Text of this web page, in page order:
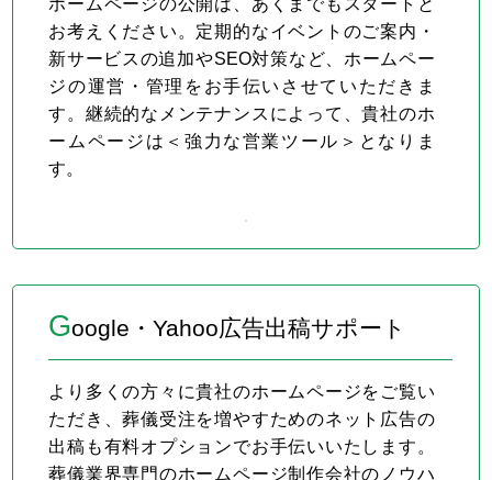
お考えください。定期的なイベントのご案内・
新サービスの追加やSEO対策など、ホームペー
ジの運営・管理をお手伝いさせていただきま
す。継続的なメンテナンスによって、貴社のホ
ームページは＜強力な営業ツール＞となりま
す。
Google・Yahoo広告出稿サポート
より多くの方々に貴社のホームページをご覧い
ただき、葬儀受注を増やすためのネット広告の
出稿も有料オプションでお手伝いいたします。
葬儀業界専門のホームページ制作会社のノウハ